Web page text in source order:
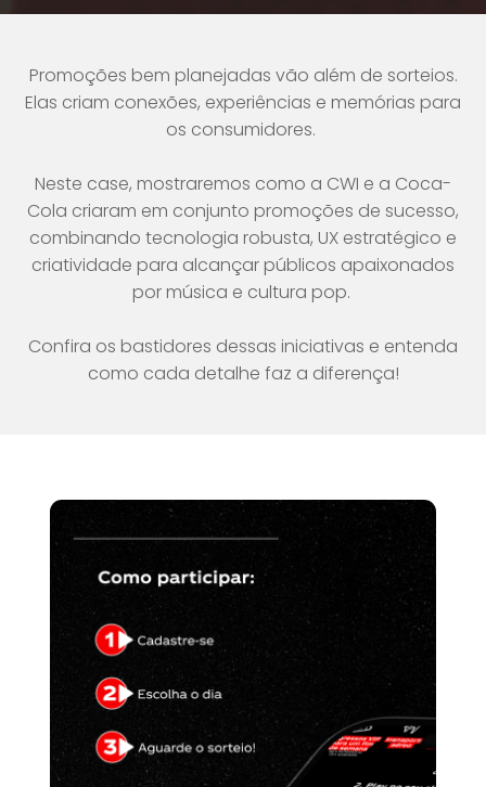
Promoções bem planejadas vão além de sorteios.
Elas criam conexões, experiências e memórias para
os consumidores.
Neste case, mostraremos como a CWI e a Coca-
Cola criaram em conjunto promoções de sucesso,
combinando tecnologia robusta, UX estratégico e
criatividade para alcançar públicos apaixonados
por música e cultura pop.
Confira os bastidores dessas iniciativas e entenda
como cada detalhe faz a diferença!